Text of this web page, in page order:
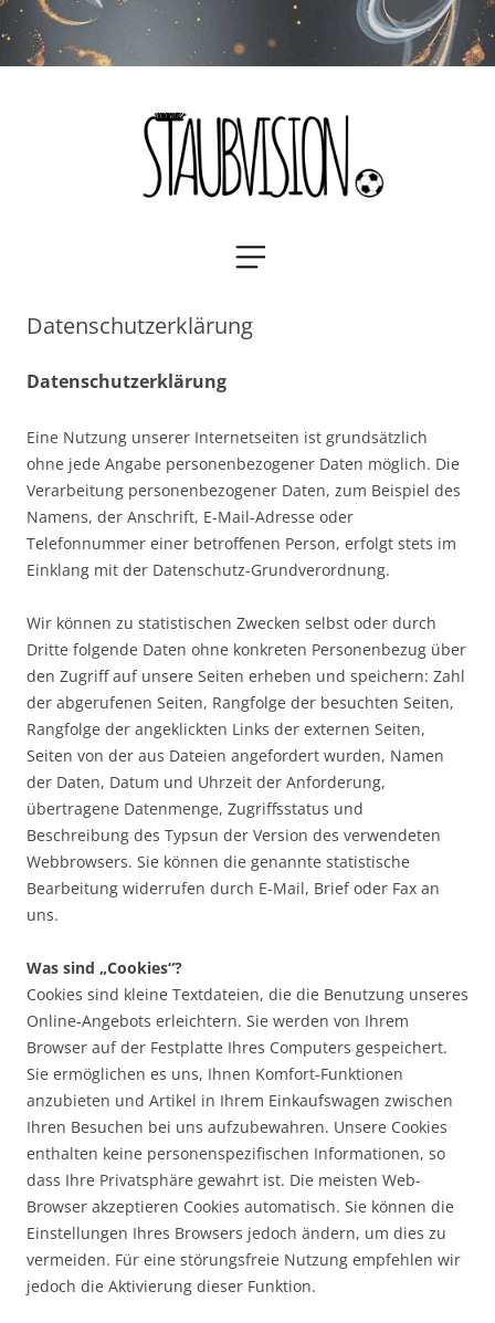
MENÜ
Datenschutzerklärung
Datenschutzerklärung
Eine Nutzung unserer Internetseiten ist grundsätzlich
ohne jede Angabe personenbezogener Daten möglich. Die
Verarbeitung personenbezogener Daten, zum Beispiel des
Namens, der Anschrift, E-Mail-Adresse oder
Telefonnummer einer betroffenen Person, erfolgt stets im
Einklang mit der Datenschutz-Grundverordnung.
Wir können zu statistischen Zwecken selbst oder durch
Dritte folgende Daten ohne konkreten Personenbezug über
den Zugriff auf unsere Seiten erheben und speichern: Zahl
der abgerufenen Seiten, Rangfolge der besuchten Seiten,
Rangfolge der angeklickten Links der externen Seiten,
Seiten von der aus Dateien angefordert wurden, Namen
der Daten, Datum und Uhrzeit der Anforderung,
übertragene Datenmenge, Zugriffsstatus und
Beschreibung des Typsun der Version des verwendeten
Webbrowsers. Sie können die genannte statistische
Bearbeitung widerrufen durch E-Mail, Brief oder Fax an
uns.
Was sind „Cookies“?
Cookies sind kleine Textdateien, die die Benutzung unseres
Online-Angebots erleichtern. Sie werden von Ihrem
Browser auf der Festplatte Ihres Computers gespeichert.
Sie ermöglichen es uns, Ihnen Komfort-Funktionen
anzubieten und Artikel in Ihrem Einkaufswagen zwischen
Ihren Besuchen bei uns aufzubewahren. Unsere Cookies
enthalten keine personenspezifischen Informationen, so
dass Ihre Privatsphäre gewahrt ist. Die meisten Web-
Browser akzeptieren Cookies automatisch. Sie können die
Einstellungen Ihres Browsers jedoch ändern, um dies zu
vermeiden. Für eine störungsfreie Nutzung empfehlen wir
jedoch die Aktivierung dieser Funktion.